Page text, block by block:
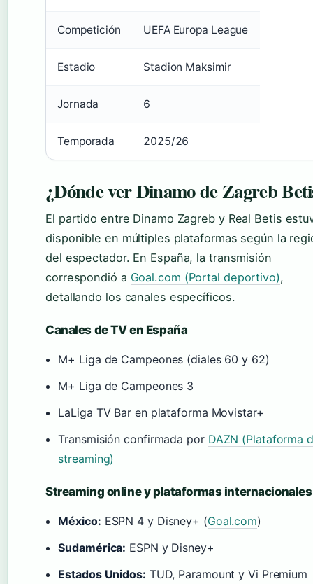
Competición UEFA Europa League
Estadio Stadion Maksimir
Jornada 6
Temporada 2025/26
¿Dónde ver Dinamo de Zagreb
El partido entre Dinamo Zagreb y Real Betis
disponible en múltiples plataformas según la
del espectador. En España, la transmisión
correspondió a Goal.com (Portal deportivo),
detallando los canales específicos.
Canales de TV en España
M+ Liga de Campeones (diales 60 y 62)
M+ Liga de Campeones 3
LaLiga TV Bar en plataforma Movistar+
Transmisión confirmada por DAZN (Plataforma
streaming)
Streaming online y plataformas internacionales
México: ESPN 4 y Disney+ (Goal.com)
Sudamérica: ESPN y Disney+
Estados Unidos: TUD, Paramount y Vi Premium